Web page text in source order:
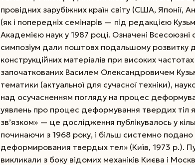
провідних зарубіжних країн світу (США, Японії,
(як і попередніх семінарів — під редакцією
Академією наук у 1987 році. Означені
симпозіум дали поштовх подальшому розвитку
конструкційних матеріалів при високих
започаткованих Василем Олександровичем
тематики (актуальної для сучасної техніки),
над осучасненням погляду на процес
уявлень про процес деформування твердих тіл
зв’язком» — це дослідження публікувалось у
починаючи з 1968 року, і більш системно
деформирования твердых тел» (Київ, 1973 р.).
викликали з боку відомих механіків Києва і